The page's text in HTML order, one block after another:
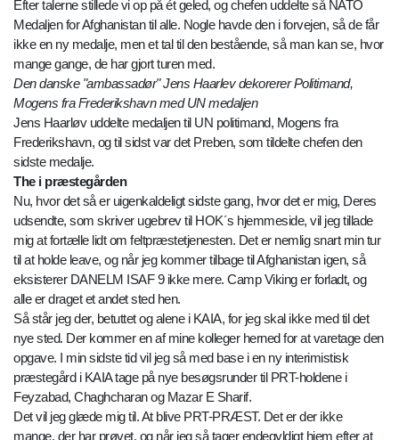
Efter talerne stillede vi op på ét geled, og chefen uddelte så NATO
Medaljen for Afghanistan til alle. Nogle havde den i forvejen, så de får
ikke en ny medalje, men et tal til den bestående, så man kan se, hvor
mange gange, de har gjort turen med.
Den danske "ambassadør" Jens Haarlev dekorerer Politimand,
Mogens fra Frederikshavn med UN medaljen
Jens Haarløv uddelte medaljen til UN politimand, Mogens fra
Frederikshavn, og til sidst var det Preben, som tildelte chefen den
sidste medalje.
The i præstegården
Nu, hvor det så er uigenkaldeligt sidste gang, hvor det er mig, Deres
udsendte, som skriver ugebrev til HOK´s hjemmeside, vil jeg tillade
mig at fortælle lidt om feltpræstetjenesten. Det er nemlig snart min tur
til at holde leave, og når jeg kommer tilbage til Afghanistan igen, så
eksisterer DANELM ISAF 9 ikke mere. Camp Viking er forladt, og
alle er draget et andet sted hen.
Så står jeg der, betuttet og alene i KAIA, for jeg skal ikke med til det
nye sted. Der kommer en af mine kolleger herned for at varetage den
opgave. I min sidste tid vil jeg så med base i en ny interimistisk
præstegård i KAIA tage på nye besøgsrunder til PRT-holdene i
Feyzabad, Chaghcharan og Mazar E Sharif.
Det vil jeg glæde mig til. At blive PRT-PRÆST. Det er der ikke
mange, der har prøvet, og når jeg så tager endegyldigt hjem efter at